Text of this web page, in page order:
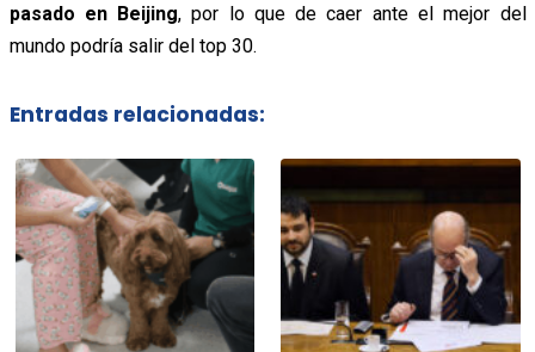
pasado en Beijing, por lo que de caer ante el mejor del
mundo podría salir del top 30.
Entradas relacionadas: